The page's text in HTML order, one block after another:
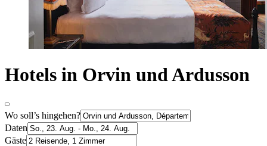
Hotels in Orvin und Ardusson
Wo soll’s hingehen?
Daten
Gäste